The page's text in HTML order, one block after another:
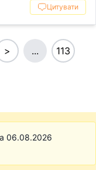
Цитувати
> ... 113
06.08.2026